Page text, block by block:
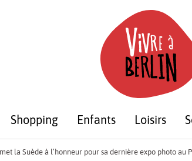
Shopping Enfants Loisirs
la Suède à l’honneur pour sa dernière expo photo au